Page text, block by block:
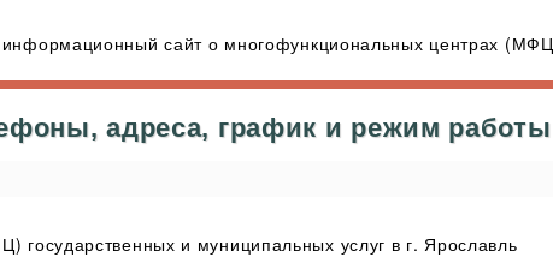
сайт о многофункциональных центрах
адреса, график и режим
и муниципальных услуг в г. Ярославль